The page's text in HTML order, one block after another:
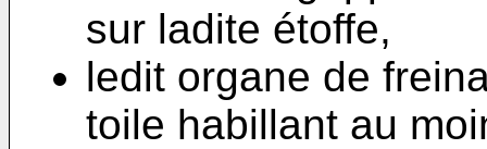
sur ladite étoffe,
ledit organe de
toile habillant au